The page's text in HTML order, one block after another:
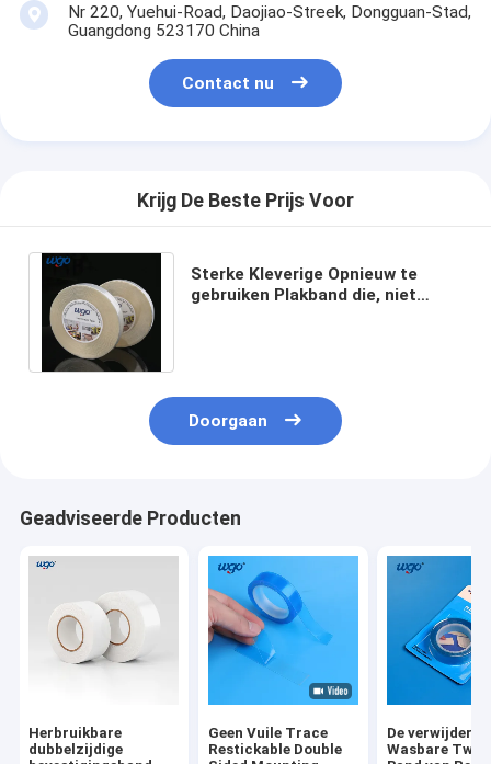
Nr 220, Yuehui-Road, Daojiao-Streek, Dongguan-Stad,
Guangdong 523170 China
Contact nu
Krijg De Beste Prijs Voor
Sterke Kleverige Opnieuw te
gebruiken Plakband die, niet
Doorgaan
Geadviseerde Producten
Herbruikbare
dubbelzijdige
Geen Vuile Trace
Restickable Double
De
Wasbare